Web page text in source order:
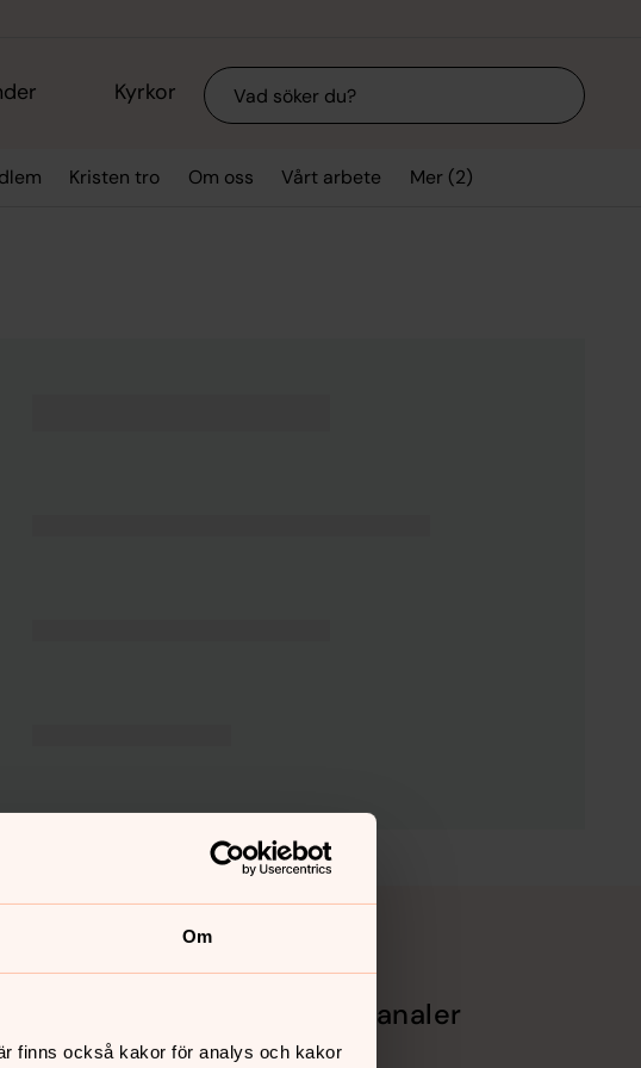
Om
finns också kakor för analys och kakor
Kyrkor Sök
Kristen tro Om oss Vårt arbete Mer (2)
Sociala kanaler